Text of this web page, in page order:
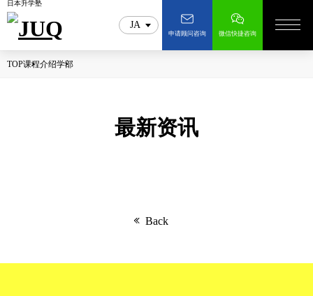
日本升学塾
JA
申请顾问咨询 微信快捷咨询
TOP课程介绍学部
最新资讯
Back